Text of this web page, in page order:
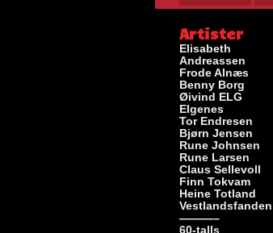
Artister
Elisabeth
Andreassen
Frode Alnæs
Benny Borg
Øivind ELG
Elgenes
Tor Endresen
Bjørn Jensen
Rune Johnsen
Rune Larsen
Claus Sellevoll
Finn Tokvam
Heine Totland
Vestlandsfanden
———–
60-talls